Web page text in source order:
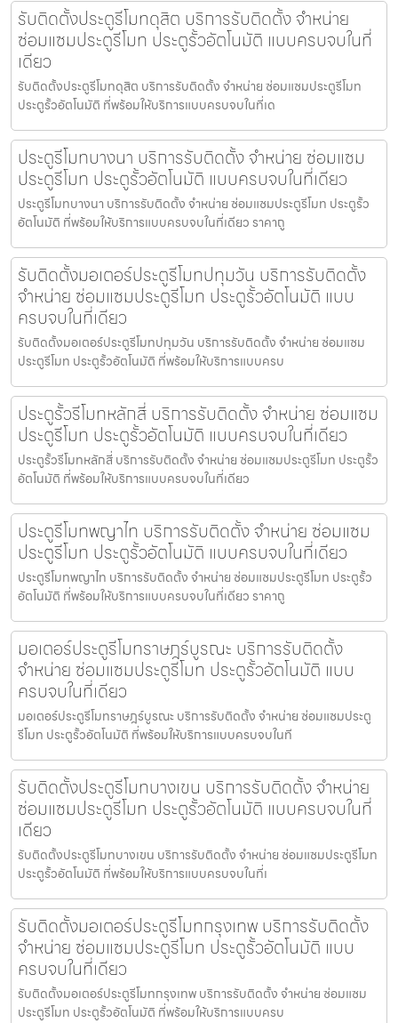
รับติดตั้งประตูรีโมทดุสิต บริการรับติดตั้ง จำหน่าย
ซ่อมแซมประตูรีโมท ประตูรั้วอัตโนมัติ แบบครบจบในที่
เดียว
รับติดตั้งประตูรีโมทดุสิต บริการรับติดตั้ง จำหน่าย ซ่อมแซมประตูรีโมท
ประตูรั้วอัตโนมัติ ที่พร้อมให้บริการแบบครบจบในที่เด
ประตูรีโมทบางนา บริการรับติดตั้ง จำหน่าย ซ่อมแซม
ประตูรีโมท ประตูรั้วอัตโนมัติ แบบครบจบในที่เดียว
ประตูรีโมทบางนา บริการรับติดตั้ง จำหน่าย ซ่อมแซมประตูรีโมท ประตูรั้ว
อัตโนมัติ ที่พร้อมให้บริการแบบครบจบในที่เดียว ราคาถู
รับติดตั้งมอเตอร์ประตูรีโมทปทุมวัน บริการรับติดตั้ง
จำหน่าย ซ่อมแซมประตูรีโมท ประตูรั้วอัตโนมัติ แบบ
ครบจบในที่เดียว
รับติดตั้งมอเตอร์ประตูรีโมทปทุมวัน บริการรับติดตั้ง จำหน่าย ซ่อมแซม
ประตูรีโมท ประตูรั้วอัตโนมัติ ที่พร้อมให้บริการแบบครบ
ประตูรั้วรีโมทหลักสี่ บริการรับติดตั้ง จำหน่าย ซ่อมแซม
ประตูรีโมท ประตูรั้วอัตโนมัติ แบบครบจบในที่เดียว
ประตูรั้วรีโมทหลักสี่ บริการรับติดตั้ง จำหน่าย ซ่อมแซมประตูรีโมท ประตูรั้ว
อัตโนมัติ ที่พร้อมให้บริการแบบครบจบในที่เดียว
ประตูรีโมทพญาไท บริการรับติดตั้ง จำหน่าย ซ่อมแซม
ประตูรีโมท ประตูรั้วอัตโนมัติ แบบครบจบในที่เดียว
ประตูรีโมทพญาไท บริการรับติดตั้ง จำหน่าย ซ่อมแซมประตูรีโมท ประตูรั้ว
อัตโนมัติ ที่พร้อมให้บริการแบบครบจบในที่เดียว ราคาถู
มอเตอร์ประตูรีโมทราษฎร์บูรณะ บริการรับติดตั้ง
จำหน่าย ซ่อมแซมประตูรีโมท ประตูรั้วอัตโนมัติ แบบ
ครบจบในที่เดียว
มอเตอร์ประตูรีโมทราษฎร์บูรณะ บริการรับติดตั้ง จำหน่าย ซ่อมแซมประตู
รีโมท ประตูรั้วอัตโนมัติ ที่พร้อมให้บริการแบบครบจบในที
รับติดตั้งประตูรีโมทบางเขน บริการรับติดตั้ง จำหน่าย
ซ่อมแซมประตูรีโมท ประตูรั้วอัตโนมัติ แบบครบจบในที่
เดียว
รับติดตั้งประตูรีโมทบางเขน บริการรับติดตั้ง จำหน่าย ซ่อมแซมประตูรีโมท
ประตูรั้วอัตโนมัติ ที่พร้อมให้บริการแบบครบจบในที่เ
รับติดตั้งมอเตอร์ประตูรีโมทกรุงเทพ บริการรับติดตั้ง
จำหน่าย ซ่อมแซมประตูรีโมท ประตูรั้วอัตโนมัติ แบบ
ครบจบในที่เดียว
รับติดตั้งมอเตอร์ประตูรีโมทกรุงเทพ บริการรับติดตั้ง จำหน่าย ซ่อมแซม
ประตูรีโมท ประตูรั้วอัตโนมัติ ที่พร้อมให้บริการแบบครบ